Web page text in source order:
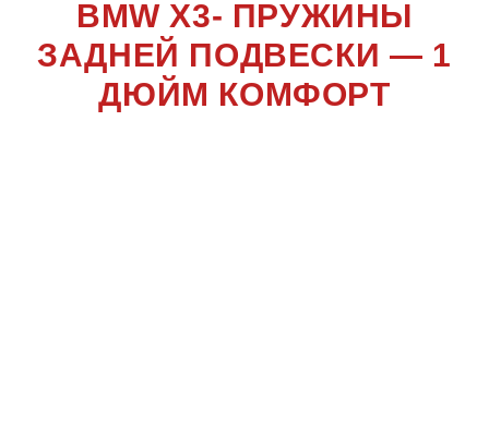
BMW X3- ПРУЖИНЫ
ЗАДНЕЙ ПОДВЕСКИ — 1
ДЮЙМ КОМФОРТ